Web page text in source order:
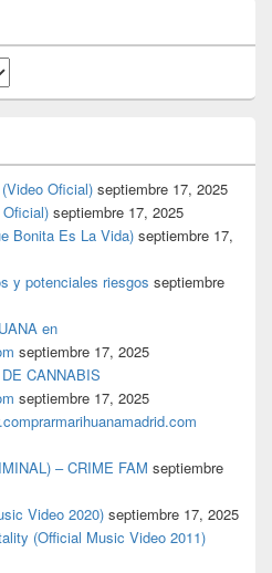
Oficial) septiembre 17, 2025
septiembre 17, 2025
Bonita Es La Vida) septiembre 17,
y potenciales riesgos septiembre
en
septiembre 17, 2025
CANNABIS
septiembre 17, 2025
– CRIME FAM septiembre
Video 2020) septiembre 17, 2025
(Official Music Video 2011)